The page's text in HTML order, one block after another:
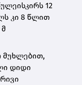
12
კი 8 წლით
დიდი